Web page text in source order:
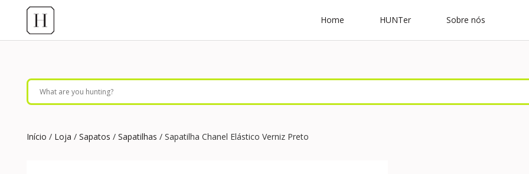
Home HUNTer Sobre nós
Início / Loja / Sapatos / Sapatilhas / Sapatilha Chanel Elástico Verniz Preto